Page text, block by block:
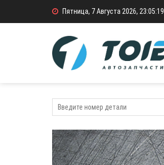
Пятница, 7 Августа 2026, 23:05:20